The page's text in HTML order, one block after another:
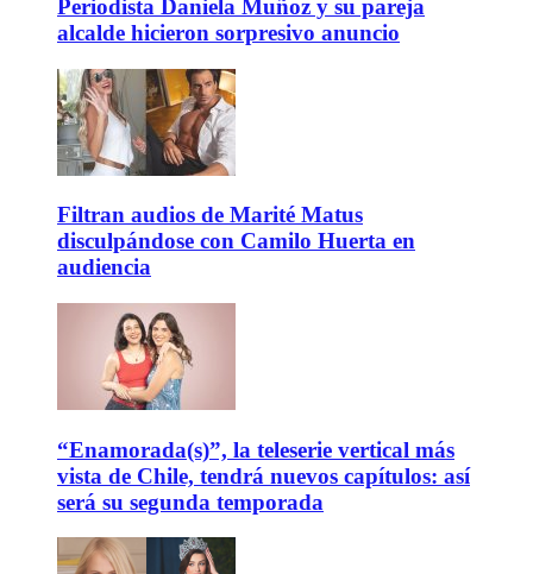
Periodista Daniela Muñoz y su pareja
alcalde hicieron sorpresivo anuncio
Filtran audios de Marité Matus
disculpándose con Camilo Huerta en
audiencia
“Enamorada(s)”, la teleserie vertical más
vista de Chile, tendrá nuevos capítulos: así
será su segunda temporada